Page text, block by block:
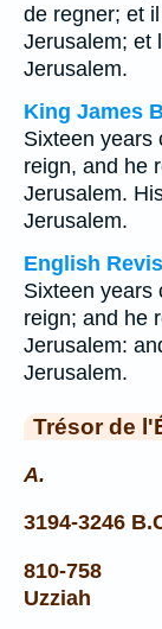
de regner; et
Jerusalem; et
Jerusalem.
King James
Sixteen years
reign, and he
Jerusalem.
Jerusalem.
English
Sixteen years
reign; and he
Jerusalem:
Jerusalem.
Trésor de
A.
3194-3246
810-758
Uzziah